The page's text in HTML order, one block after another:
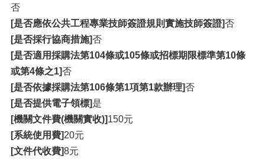
否
[是否應依公共工程專業技師簽證規則實施技師簽證]否
[是否採行協商措施]否
[是否適用採購法第104條或105條或招標期限標準第10條
或第4條之1]否
[是否依據採購法第106條第1項第1款辦理]否
[是否提供電子領標]是
[機關文件費(機關實收)]150元
[系統使用費]20元
[文件代收費]8元